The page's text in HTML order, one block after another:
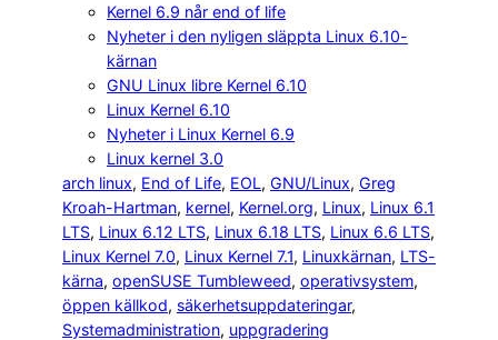
Kernel 6.9 når end of life
Nyheter i den nyligen släppta Linux 6.10-
kärnan
GNU Linux libre Kernel 6.10
Linux Kernel 6.10
Nyheter i Linux Kernel 6.9
Linux kernel 3.0
arch linux, End of Life, EOL, GNU/Linux, Greg
Kroah-Hartman, kernel, Kernel.org, Linux, Linux 6.1
LTS, Linux 6.12 LTS, Linux 6.18 LTS, Linux 6.6 LTS
Linux Kernel 7.0, Linux Kernel 7.1, Linuxkärnan, LTS-
kärna, openSUSE Tumbleweed, operativsystem
öppen källkod, säkerhetsuppdateringar
Systemadministration, uppgradering